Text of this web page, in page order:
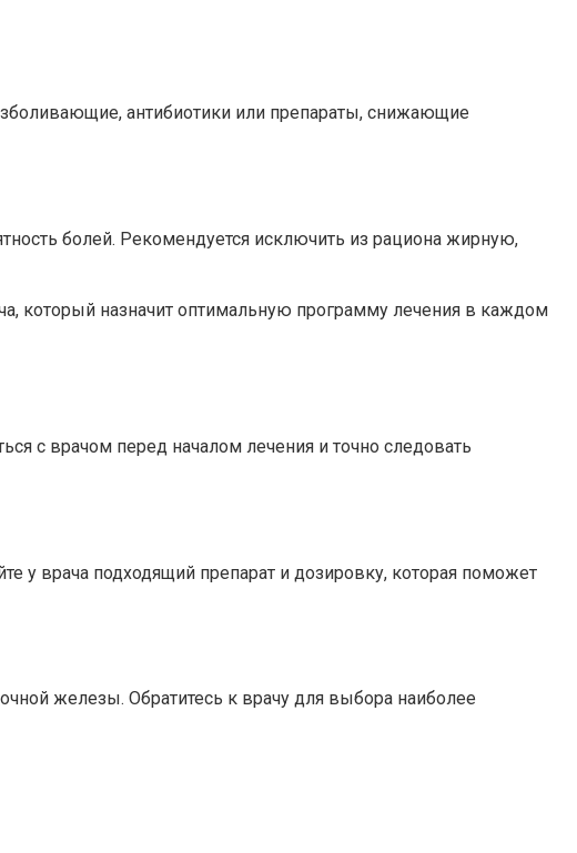
антибиотики или препараты, снижающие
болей. Рекомендуется исключить из рациона жирную,
который назначит оптимальную программу лечения в каждом
с врачом перед началом лечения и точно следовать
у врача подходящий препарат и дозировку, которая поможет
железы. Обратитесь к врачу для выбора наиболее